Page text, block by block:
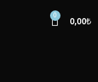
0
0,00₺